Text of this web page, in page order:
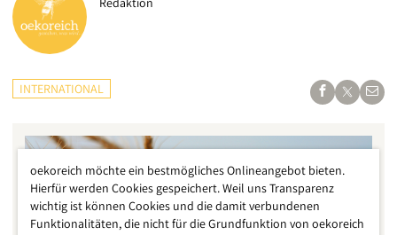
INTERNATIONAL
oekoreich möchte ein bestmögliches Onlineangebot bieten.
Hierfür werden Cookies gespeichert. Weil uns Transparenz
wichtig ist können Cookies und die damit verbundenen
Funktionalitäten, die nicht für die Grundfunktion von oekoreich